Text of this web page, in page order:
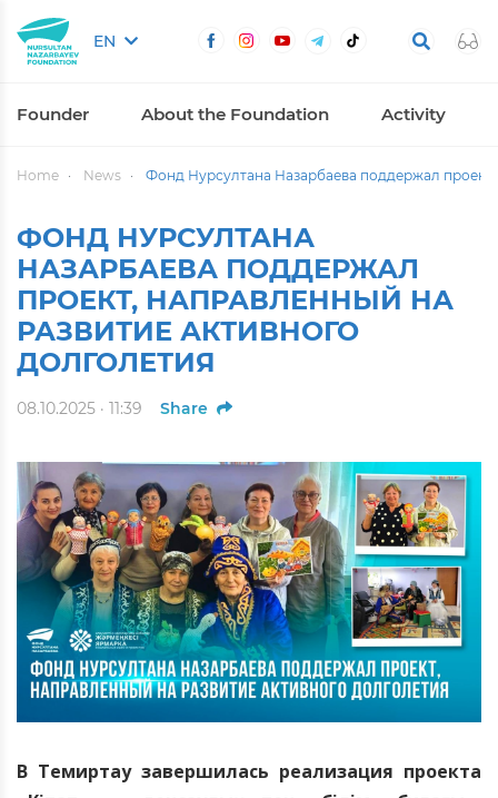
EN
Founder About the Foundation Activity
Home News Фонд Нурсултана Назарбаева поддержал
ФОНД НУРСУЛТАНА
НАЗАРБАЕВА ПОДДЕРЖАЛ
ПРОЕКТ, НАПРАВЛЕННЫЙ НА
РАЗВИТИЕ АКТИВНОГО
ДОЛГОЛЕТИЯ
08.10.2025 · 11:39 Share
В Темиртау завершилась реализация проекта